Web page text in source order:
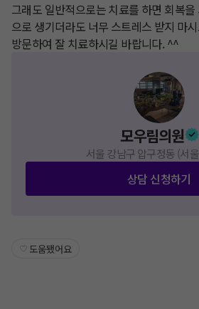
그래도 일반적으로는 치료를 하면 회복
으로 생기더라도 너무 스트레스 받지 마
방문하여 잘 치료하시길 바랍니다. ^^
모우림의원
서울 강남구 압구정동 (서
상담 신청하기
도움됐어요